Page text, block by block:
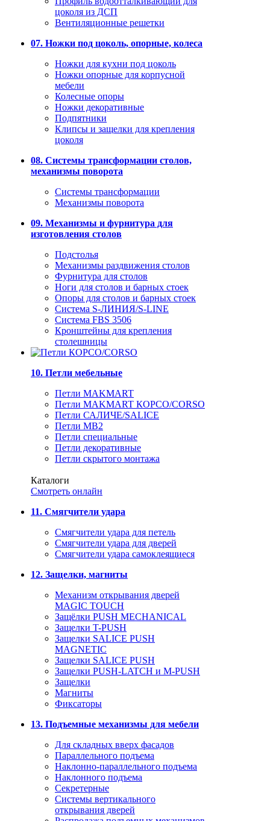
цоколя из ДСП
Вентиляционные решетки
07. Ножки под цоколь, опорные, колеса
Ножки для кухни под цоколь
Ножки опорные для корпусной
мебели
Колесные опоры
Ножки декоративные
Подпятники
Клипсы и защелки для крепления
цоколя
08. Системы трансформации столов,
механизмы поворота
Системы трансформации
Механизмы поворота
09. Механизмы и фурнитура для
изготовления столов
Подстолья
Механизмы раздвижения столов
Фурнитура для столов
Ноги для столов и барных стоек
Опоры для столов и барных стоек
Система S-ЛИНИЯ/S-LINE
Система FBS 3506
Кронштейны для крепления
столешницы
10. Петли мебельные
Петли MAKMART
Петли MAKMART КОРСО/CORSO
Петли САЛИЧЕ/SALICE
Петли MB2
Петли специальные
Петли декоративные
Петли скрытого монтажа
Каталоги
Смотреть онлайн
11. Смягчители удара
Смягчители удара для петель
Смягчители удара для дверей
Cмягчители удара самоклеящиеся
12. Защелки, магниты
Механизм открывания дверей
MAGIC TOUCH
Защёлки PUSH MECHANICAL
Защелки T-PUSH
Защелки SALICE PUSH
MAGNETIC
Защелки SALICE PUSH
Защелки PUSH-LATCH и M-PUSH
Защелки
Магниты
Фиксаторы
13. Подъемные механизмы для мебели
Для складных вверх фасадов
Параллельного подъема
Наклонно-параллельного подъема
Наклонного подъема
Секретерные
Системы вертикального
открывания дверей